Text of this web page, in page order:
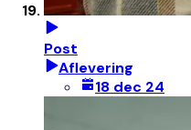
Post
Aflevering
18 dec 24